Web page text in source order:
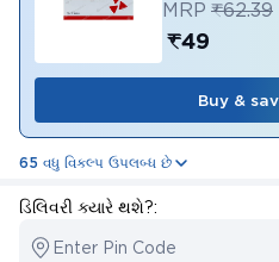
MRP ₹62.39
₹49
Buy &
65 વધુ વિકલ્પ ઉપલબ્ધ છે
ડિલિવરી ક્યારે થશે?:
Enter Pin Code